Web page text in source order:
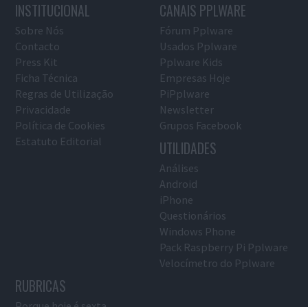
INSTITUCIONAL
Sobre Nós
Contacto
Press Kit
Ficha Técnica
Regras de Utilização
Privacidade
Política de Cookies
Estatuto Editorial
CANAIS PPLWARE
Fórum Pplware
Usados Pplware
Pplware Kids
Empresas Hoje
PiPplware
Newsletter
Grupos Facebook
UTILIDADES
Análises
Android
iPhone
Questionários
Windows Phone
Pack Raspberry Pi Pplware
Velocímetro do Pplware
RUBRICAS